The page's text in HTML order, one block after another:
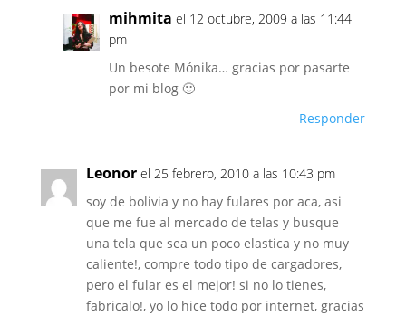
mihmita el 12 octubre, 2009 a las 11:44
pm
Un besote Mónika… gracias por pasarte
por mi blog 🙂
Responder
Leonor el 25 febrero, 2010 a las 10:43 pm
soy de bolivia y no hay fulares por aca, asi
que me fue al mercado de telas y busque
una tela que sea un poco elastica y no muy
caliente!, compre todo tipo de cargadores,
pero el fular es el mejor! si no lo tienes,
fabricalo!, yo lo hice todo por internet, gracias